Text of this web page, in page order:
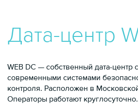
Дата-центр
WEB DC — собственный дата-центр
современными системами
контроля. Расположен в
Операторы работают круглосуточно.